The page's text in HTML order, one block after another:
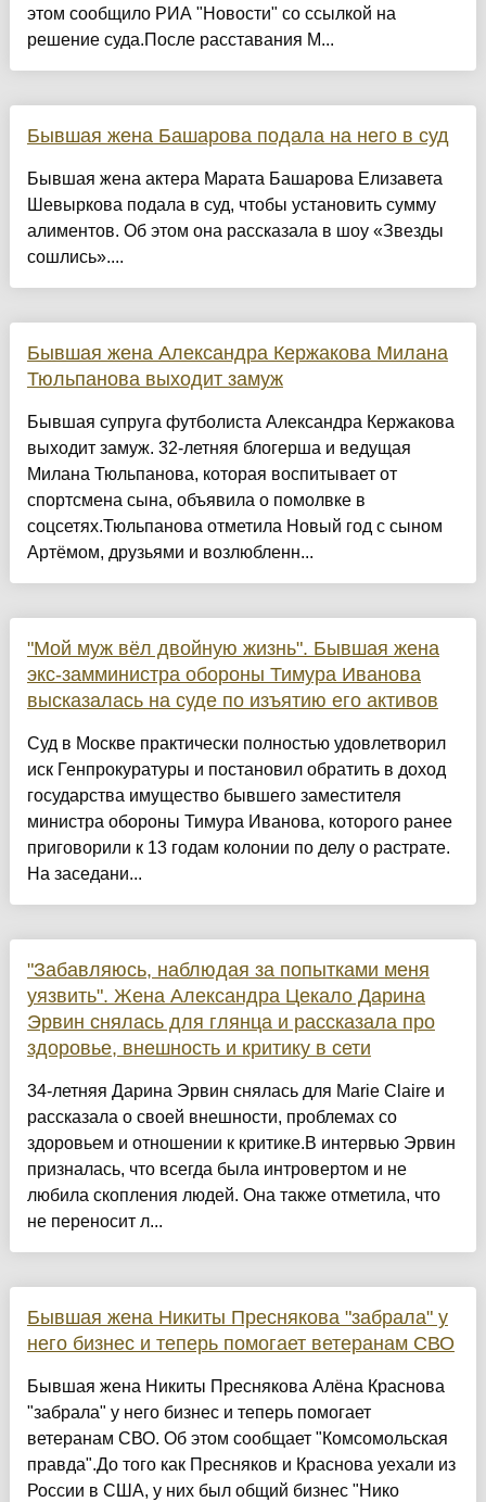
этом сообщило РИА "Новости" со ссылкой на
решение суда.После расставания М...
Бывшая жена Башарова подала на него в суд
Бывшая жена актера Марата Башарова Елизавета
Шевыркова подала в суд, чтобы установить сумму
алиментов. Об этом она рассказала в шоу «Звезды
сошлись»....
Бывшая жена Александра Кержакова Милана
Тюльпанова выходит замуж
Бывшая супруга футболиста Александра Кержакова
выходит замуж. 32-летняя блогерша и ведущая
Милана Тюльпанова, которая воспитывает от
спортсмена сына, объявила о помолвке в
соцсетях.Тюльпанова отметила Новый год с сыном
Артёмом, друзьями и возлюбленн...
"Мой муж вёл двойную жизнь". Бывшая жена
экс-замминистра обороны Тимура Иванова
высказалась на суде по изъятию его активов
Суд в Москве практически полностью удовлетворил
иск Генпрокуратуры и постановил обратить в доход
государства имущество бывшего заместителя
министра обороны Тимура Иванова, которого ранее
приговорили к 13 годам колонии по делу о растрате.
На заседани...
"Забавляюсь, наблюдая за попытками меня
уязвить". Жена Александра Цекало Дарина
Эрвин снялась для глянца и рассказала про
здоровье, внешность и критику в сети
34-летняя Дарина Эрвин снялась для Marie Claire и
рассказала о своей внешности, проблемах со
здоровьем и отношении к критике.В интервью Эрвин
призналась, что всегда была интровертом и не
любила скопления людей. Она также отметила, что
не переносит л...
Бывшая жена Никиты Преснякова "забрала" у
него бизнес и теперь помогает ветеранам СВО
Бывшая жена Никиты Преснякова Алёна Краснова
"забрала" у него бизнес и теперь помогает
ветеранам СВО. Об этом сообщает "Комсомольская
правда".До того как Пресняков и Краснова уехали из
России в США, у них был общий бизнес "Нико